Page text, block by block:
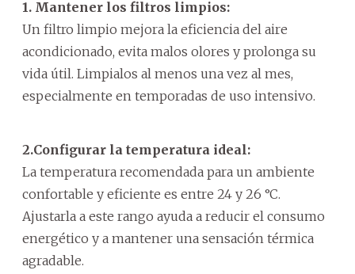
1. Mantener los filtros limpios:
Un filtro limpio mejora la eficiencia del aire
acondicionado, evita malos olores y prolonga su
vida útil. Limpialos al menos una vez al mes,
especialmente en temporadas de uso intensivo.
2.Configurar la temperatura ideal:
La temperatura recomendada para un ambiente
confortable y eficiente es entre 24 y 26 °C.
Ajustarla a este rango ayuda a reducir el consumo
energético y a mantener una sensación térmica
agradable.